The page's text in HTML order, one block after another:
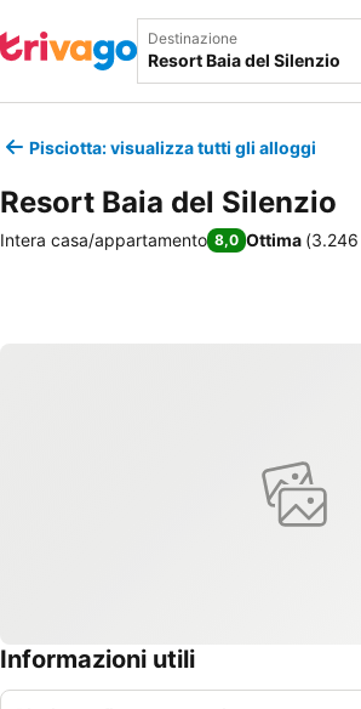
Destinazione
Pisciotta: visualizza tutti gli alloggi
Resort Baia del Silenzio
Intera casa/appartamento 8,0 Ottima (
Informazioni utili